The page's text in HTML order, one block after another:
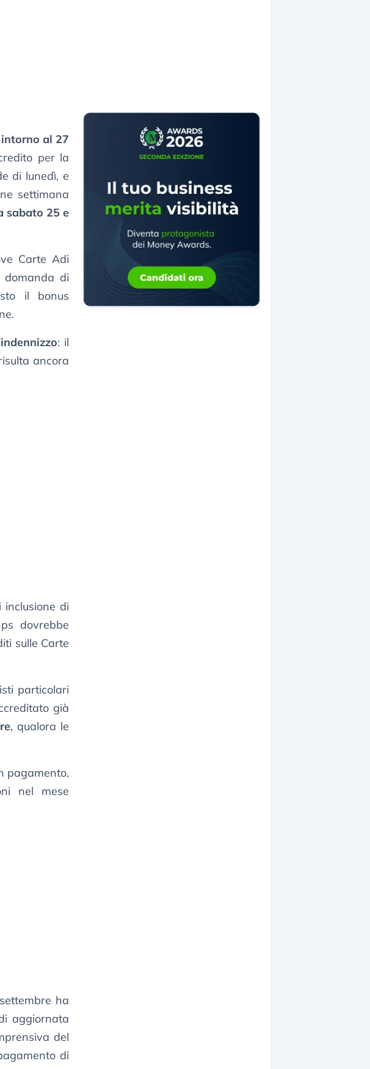
al 27
per la
di lunedì, e
settimana
sabato 25 e
Carte Adi
di
il bonus
: il
ancora
di
dovrebbe
sulle Carte
particolari
già
, qualora le
pagamento,
nel mese
ha
aggiornata
del
di